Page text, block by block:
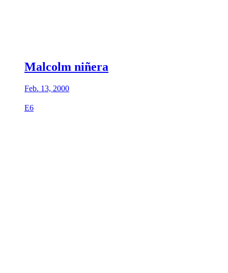
Malcolm niñera
Feb. 13, 2000
E6